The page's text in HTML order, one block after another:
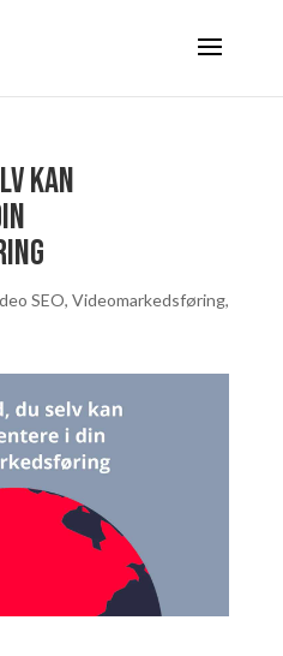
kan
SEO, Videomarkedsføring,